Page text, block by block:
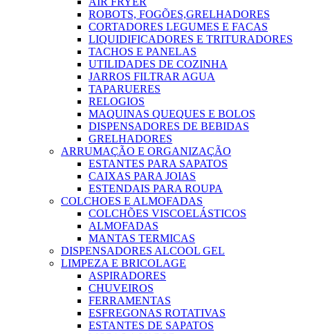
ROBOTS, FOGÕES,GRELHADORES
CORTADORES LEGUMES E FACAS
LIQUIDIFICADORES E TRITURADORES
TACHOS E PANELAS
UTILIDADES DE COZINHA
JARROS FILTRAR AGUA
TAPARUERES
RELOGIOS
MAQUINAS QUEQUES E BOLOS
DISPENSADORES DE BEBIDAS
GRELHADORES
ARRUMAÇÃO E ORGANIZAÇÃO
ESTANTES PARA SAPATOS
CAIXAS PARA JOIAS
ESTENDAIS PARA ROUPA
COLCHOES E ALMOFADAS
COLCHÕES VISCOELÁSTICOS
ALMOFADAS
MANTAS TERMICAS
DISPENSADORES ALCOOL GEL
LIMPEZA E BRICOLAGE
ASPIRADORES
CHUVEIROS
FERRAMENTAS
ESFREGONAS ROTATIVAS
ESTANTES DE SAPATOS